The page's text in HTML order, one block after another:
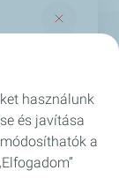
használunk
és javítása
a